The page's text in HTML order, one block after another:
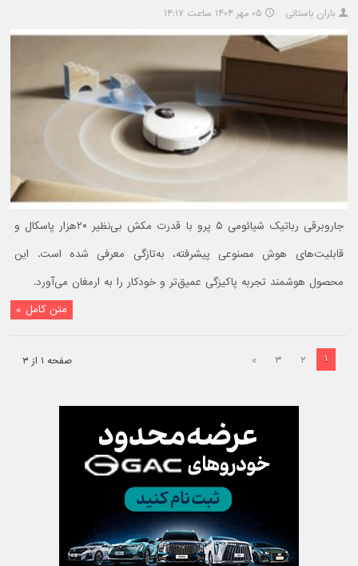
باران باستانی ۰۵ مهر ۱۴۰۴ ساعت ۱۴:۱۷
جاروبرقی رباتیک شیائومی ۵ پرو با قدرت مکش بی‌نظیر ۲۰هزار پاسکال و
قابلیت‌های هوش مصنوعی پیشرفته، به‌تازگی معرفی شده است. این
محصول هوشمند تجربه پاکیزگی عمیق‌تر و خودکار را به ارمغان می‌آورد.
متن کامل »
صفحه ۱ از ۳ ۱ ۲ ۳ »